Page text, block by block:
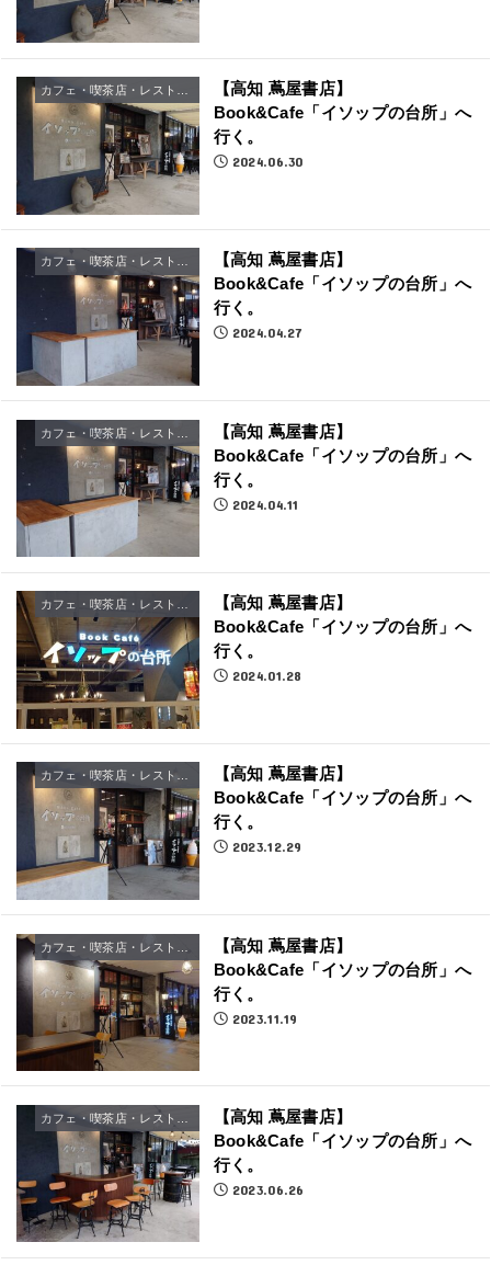
【高知 蔦屋書店】
Book&Cafe「イソップの台所」へ
行く。
2024.06.30
カフェ・喫茶店・レストラン
【高知 蔦屋書店】
Book&Cafe「イソップの台所」へ
行く。
2024.04.27
【高知 蔦屋書店】
Book&Cafe「イソップの台所」へ
行く。
2024.04.11
【高知 蔦屋書店】
Book&Cafe「イソップの台所」へ
行く。
2024.01.28
【高知 蔦屋書店】
Book&Cafe「イソップの台所」へ
行く。
2023.12.29
【高知 蔦屋書店】
Book&Cafe「イソップの台所」へ
行く。
2023.11.19
【高知 蔦屋書店】
Book&Cafe「イソップの台所」へ
行く。
2023.06.26